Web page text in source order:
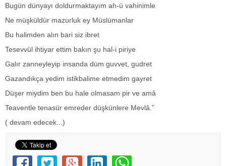
Bugün dünyayı doldurmaktayım ah-ü vahinimle
Ne müşküldür mazurluk ey Müslümanlar
Bu halimden alın bari siz ibret
Tesevvül ihtiyar ettim bakın şu hal-i piriye
Galır zanneyleyip insanda düm guvvet, gudret
Gazandıkça yedim istikbalime etmedim gayret
Düşer miydim ben bu hale olmasam pir ve amâ
Teaventle tenasür emreder düşkünlere Mevlâ.”
( devam edecek...)